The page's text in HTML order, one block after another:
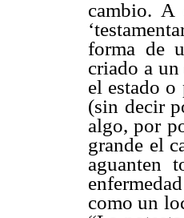
cambio. A
forma de
criado a
el estado
(sin decir
algo, por
grande el
aguanten
como un